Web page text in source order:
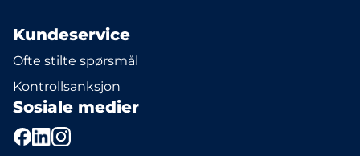
Kundeservice
Ofte stilte spørsmål
Kontrollsanksjon
Sosiale medier